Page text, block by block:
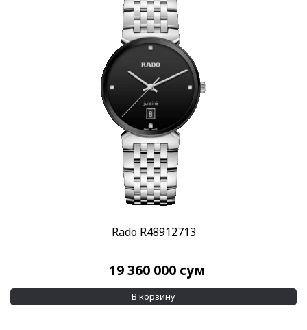
Rado R48912713
19 360 000 сум
В корзину